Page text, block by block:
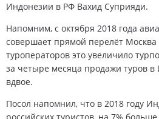
Индонезии в РФ Вахид Суприяди.
Напомним, с октября 2018 года
совершает прямой перелёт
туроператоров это увеличило
за четыре месяца продажи туров
вдвое.
Посол напомнил, что в 2018 году